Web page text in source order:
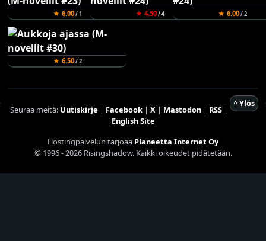
★ 6.00/ 1 ★ 4.50/ 4 ★ 6.00/ 2
★ 6.50/ 2
^ Ylös
Seuraa meitä: Uutiskirje | Facebook| X| Mastodon| RSS|
English Site
Hostingpalvelun tarjoaa Planeetta Internet Oy
© 1996 - 2026 Risingshadow. Kaikki oikeudet pidätetään.